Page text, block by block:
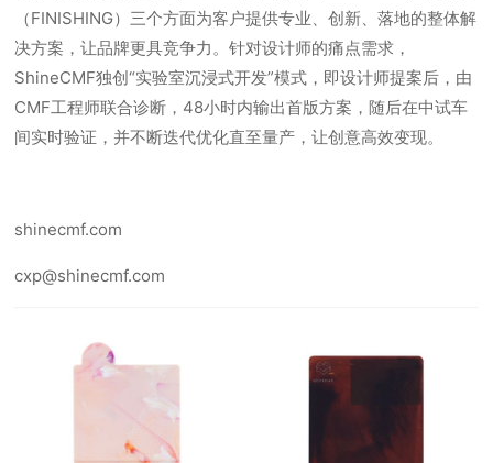
（FINISHING）三个方面为客户提供专业、创新、落地的整体解
决方案，让品牌更具竞争力。针对设计师的痛点需求，
ShineCMF独创“实验室沉浸式开发”模式，即设计师提案后，由
CMF工程师联合诊断，48小时内输出首版方案，随后在中试车
间实时验证，并不断迭代优化直至量产，让创意高效变现。
shinecmf.com
cxp@shinecmf.com